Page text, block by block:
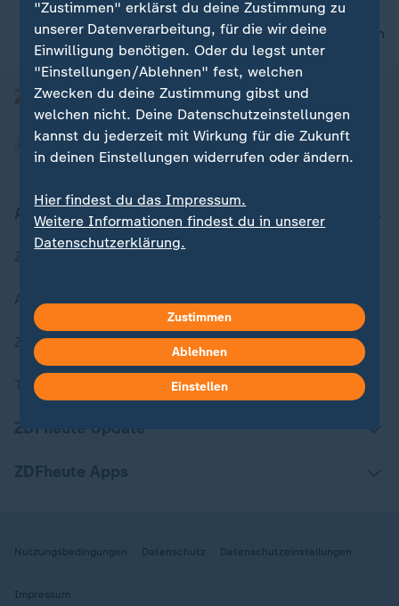
nach oben
Aktuell bei ZDFheute
Aktuelle Sendungs-Videos
ZDFheute Stories
Themen im Überblick
ZDFheute Update
Nutzungsbedingungen Datenschutz Datenschutzeinstellungen
Impressum
"Zustimmen" erklärst du deine Zustimmung zu
unserer Datenverarbeitung, für die wir deine
Einwilligung benötigen. Oder du legst unter
"Einstellungen/Ablehnen" fest, welchen
Zwecken du deine Zustimmung gibst und
welchen nicht. Deine Datenschutzeinstellungen
kannst du jederzeit mit Wirkung für die Zukunft
in deinen Einstellungen widerrufen oder ändern.
Hier findest du das Impressum.
Weitere Informationen findest du in unserer
Datenschutzerklärung.
Zustimmen
Ablehnen
Einstellen